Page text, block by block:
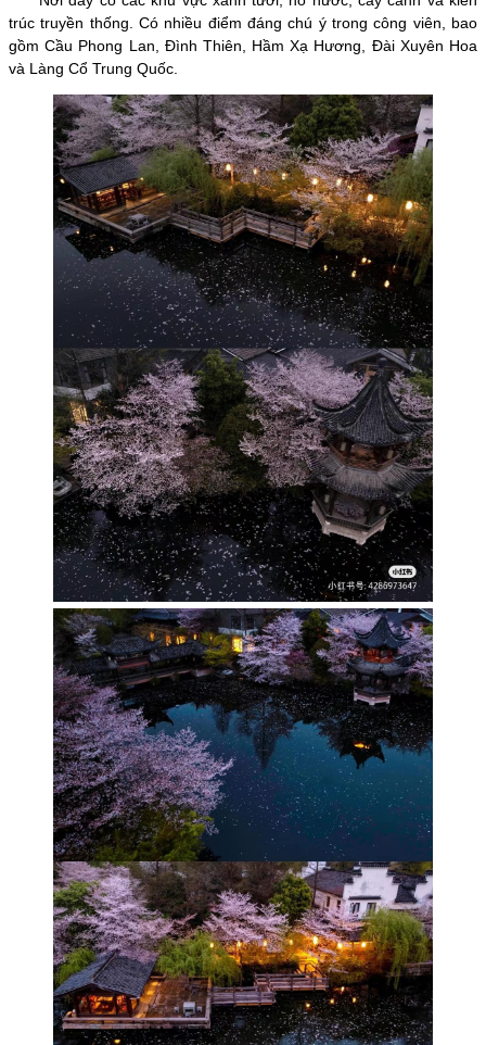
trúc truyền thống. Có nhiều điểm đáng chú ý trong công viên, bao
gồm Cầu Phong Lan, Đình Thiên, Hầm Xạ Hương, Đài Xuyên Hoa
và Làng Cổ Trung Quốc.